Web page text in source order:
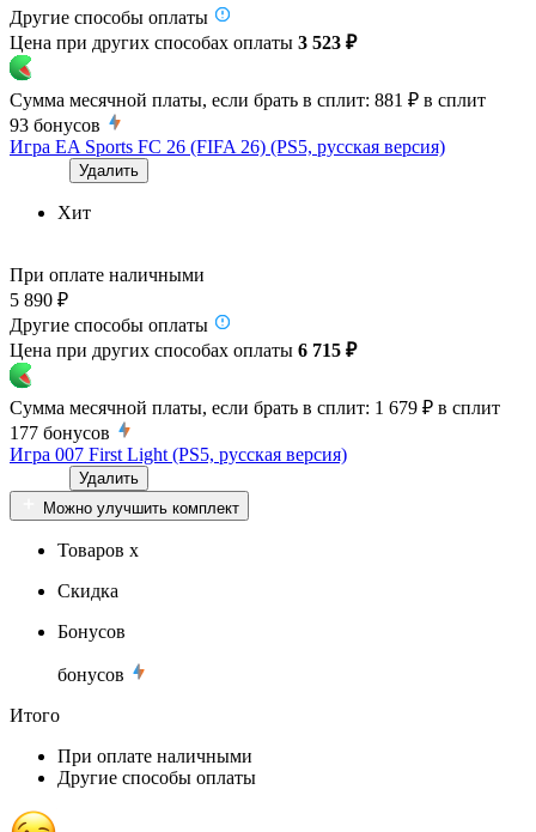
Другие способы оплаты
Цена при других способах оплаты 3 523 ₽
Сумма месячной платы, если брать в сплит: 881 ₽ в сплит
93 бонусов
Игра EA Sports FC 26 (FIFA 26) (PS5, русская версия)
Удалить
Хит
При оплате наличными
5 890 ₽
Другие способы оплаты
Цена при других способах оплаты 6 715 ₽
Сумма месячной платы, если брать в сплит: 1 679 ₽ в сплит
177 бонусов
Игра 007 First Light (PS5, русская версия)
Удалить
Можно улучшить комплект
Товаров x
Скидка
Бонусов
бонусов
Итого
При оплате наличными
Другие способы оплаты